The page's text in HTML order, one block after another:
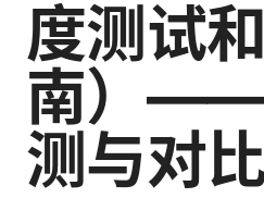
度测试
南）——
测与对